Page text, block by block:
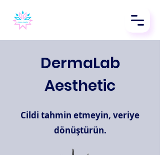
DermaLab
Aesthetic
Cildi tahmin etmeyin, veriye
dönüştürün.